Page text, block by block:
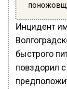
Инцидент
быстрого
повздорил